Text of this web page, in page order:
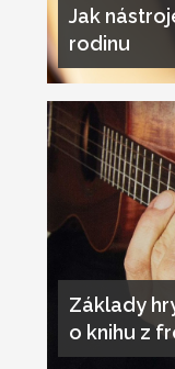
Jak
rodinu
Základy
o knihu z